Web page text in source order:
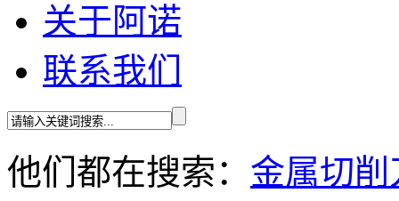
关于阿诺
联系我们
他们都在搜索： 金属切削